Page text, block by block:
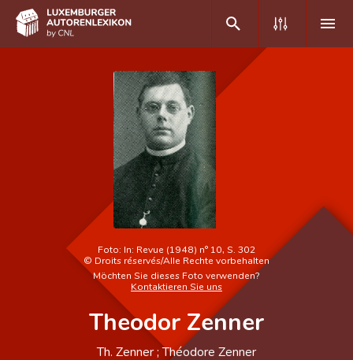
Autor(inn)en A-Z
Erweiterte Suche
Häufige Fragen und Antworten
Forschungsgruppe
Foto: In: Revue (1948) n° 10, S. 302
© Droits réservés/Alle Rechte vorbehalten
Möchten Sie dieses Foto verwenden?
Kontaktieren Sie uns
Theodor Zenner
Th. Zenner ; Théodore Zenner